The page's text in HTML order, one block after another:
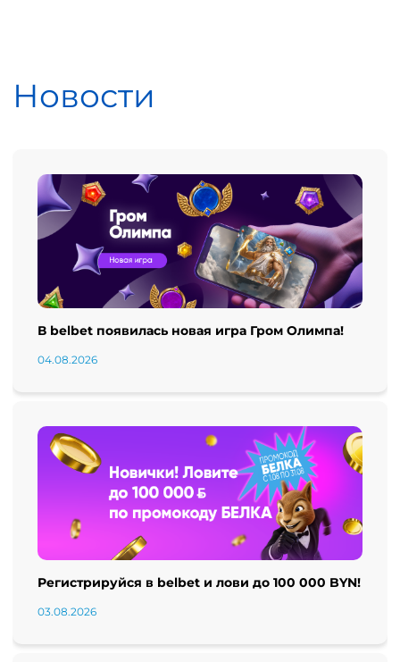
Новости
В belbet появилась новая игра Гром Олимпа!
04.08.2026
Регистрируйся в belbet и лови до 100 000 BYN!
03.08.2026